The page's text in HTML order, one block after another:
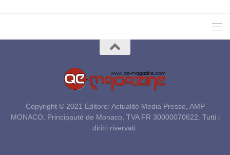
Copyright © 2021 Editore: Actualité Media Presse, AMP
MONACO, Principauté de Monaco, TVA FR 30000070622. Tutti i
diritti riservati.